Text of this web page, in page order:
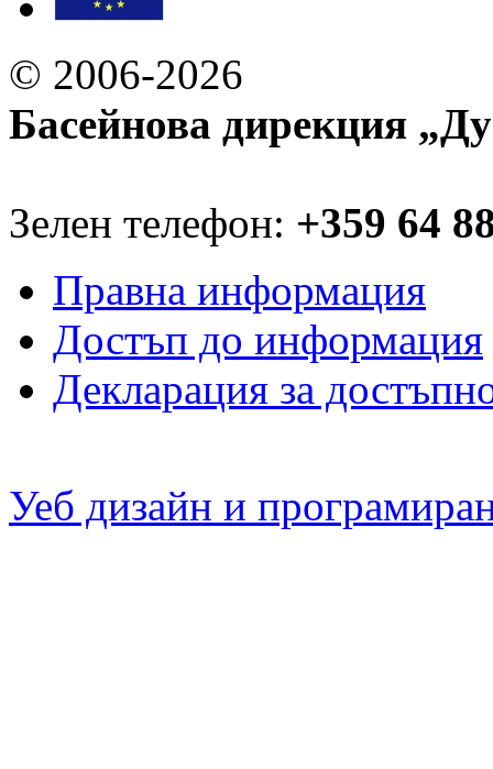
© 2006-2026
Басейнова дирекция
Зелен телефон: +359 64
Правна информация
Достъп до информация
Декларация за
Уеб дизайн и